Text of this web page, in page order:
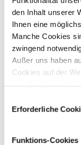
den Inhalt unserer
Ihnen eine
Manche Cookies
zwingend
Außer uns haben
Cookies auf der
über den Link „
Erforderliche
Funktions-Cookies
Material